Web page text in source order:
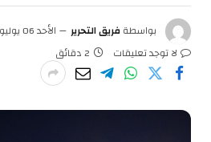
بواسطةفريق التحرير
الأحد 06 يوليو 12:35 ص
لا توجد تعليقات
2 دقائق